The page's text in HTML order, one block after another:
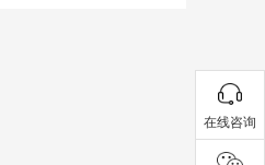
在线咨询